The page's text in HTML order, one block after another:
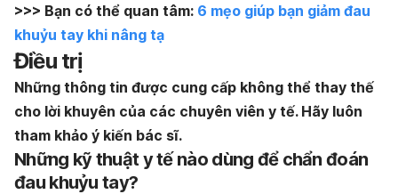
>>> Bạn có thể quan tâm: 6 mẹo giúp bạn giảm đau
khuỷu tay khi nâng tạ
Điều trị
Những thông tin được cung cấp không thể thay thế
cho lời khuyên của các chuyên viên y tế. Hãy luôn
tham khảo ý kiến bác sĩ.
Những kỹ thuật y tế nào dùng để chẩn đoán
đau khuỷu tay?